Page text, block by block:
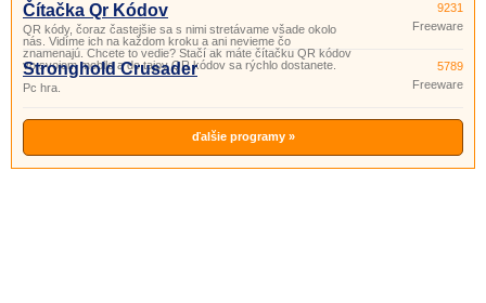
Čítačka Qr Kódov
QR kódy, čoraz častejšie sa s nimi stretávame všade okolo
nás. Vidíme ich na každom kroku a ani nevieme čo
znamenajú. Chcete to vedie? Stačí ak máte čítačku QR kódov
vo svojom mobile a do tajov QR kódov sa rýchlo dostanete.
9231
Freeware
Stronghold Crusader
Pc hra.
5789
Freeware
ďalšie programy »